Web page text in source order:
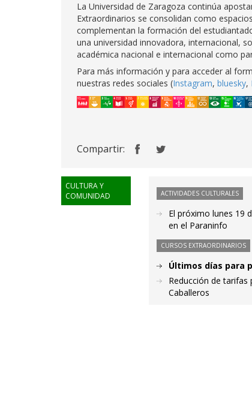
La Universidad de Zaragoza continúa
Extraordinarios se consolidan como
complementan la formación del
una universidad innovadora, internacional,
académica nacional e internacional como
Para más información y para acceder al
nuestras redes sociales (Instagram, bluesky,
Compartir:
CULTURA Y
COMUNIDAD
ACTIVIDADES CULTURALES
El próximo lunes 19
en el Paraninfo
CURSOS EXTRAORDINARIOS
Últimos días para
Reducción de tarifas
Caballeros